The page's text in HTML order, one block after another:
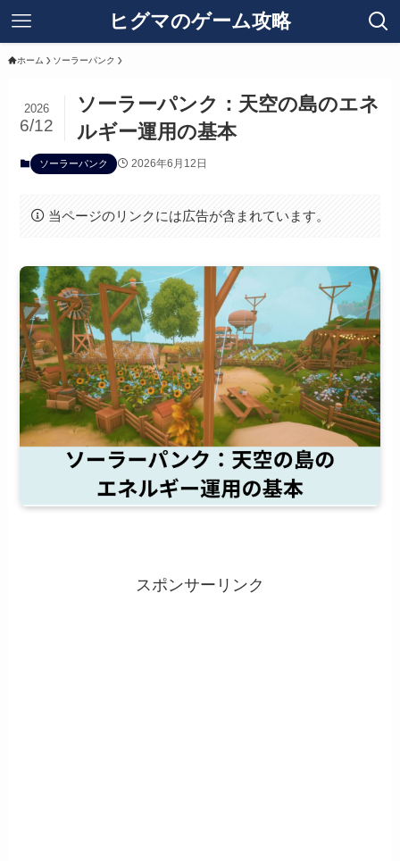
ヒグマのゲーム攻略
ホーム ソーラーパンク
ソーラーパンク：天空の島のエネ
ルギー運用の基本
2026
6/12
ソーラーパンク 2026年6月12日
当ページのリンクには広告が含まれています。
スポンサーリンク